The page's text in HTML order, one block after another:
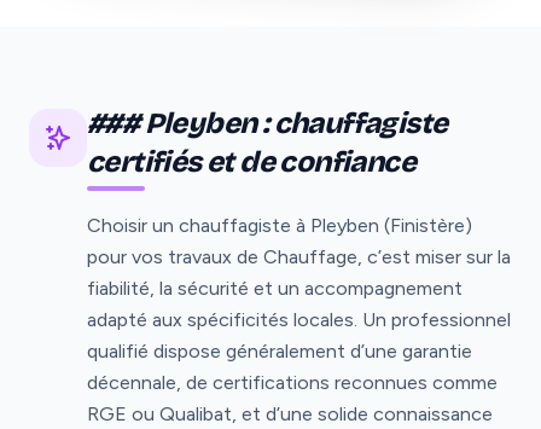
### Pleyben : chauffagiste
certifiés et de confiance
Choisir un chauffagiste à Pleyben (Finistère)
pour vos travaux de Chauffage, c’est miser sur la
fiabilité, la sécurité et un accompagnement
adapté aux spécificités locales. Un professionnel
qualifié dispose généralement d’une garantie
décennale, de certifications reconnues comme
RGE ou Qualibat, et d’une solide connaissance